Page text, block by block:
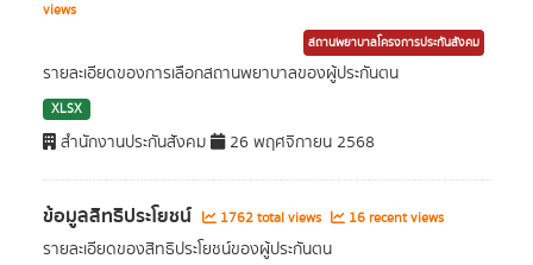
views
สถานพยาบาลโครงการประกันสังคม
รายละเอียดของการเลือกสถานพยาบาลของผู้ประกันตน
XLSX
สำนักงานประกันสังคม 26 พฤศจิกายน 2568
ข้อมูลสิทธิประโยชน์ 1762 total views 16 recent views
รายละเอียดของสิทธิประโยชน์ของผู้ประกันตน